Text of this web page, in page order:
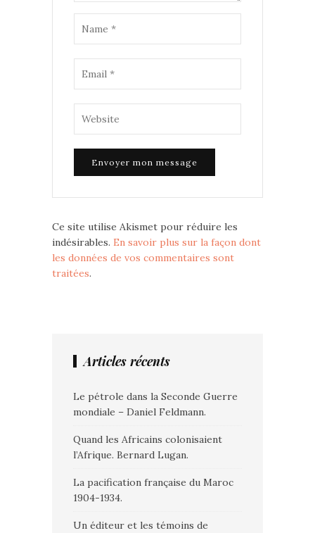
Ce site utilise Akismet pour réduire les
indésirables. En savoir plus sur la façon dont
les données de vos commentaires sont
traitées.
Articles récents
Le pétrole dans la Seconde Guerre
mondiale – Daniel Feldmann.
Quand les Africains colonisaient
l’Afrique. Bernard Lugan.
La pacification française du Maroc
1904-1934.
Un éditeur et les témoins de